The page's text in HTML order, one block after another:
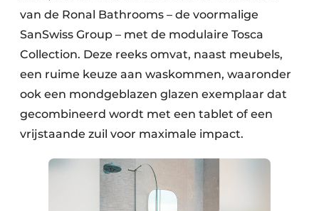
van de Ronal Bathrooms – de voormalige
SanSwiss Group – met de modulaire Tosca
Collection. Deze reeks omvat, naast meubels,
een ruime keuze aan waskommen, waaronder
ook een mondgeblazen glazen exemplaar dat
gecombineerd wordt met een tablet of een
vrijstaande zuil voor maximale impact.